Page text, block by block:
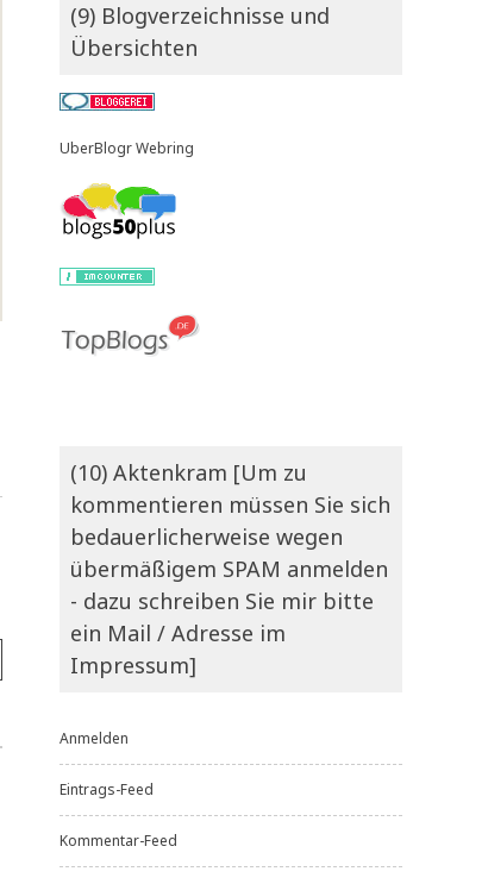
(9) Blogverzeichnisse und
Übersichten
UberBlogr Webring
(10) Aktenkram [Um zu
kommentieren müssen Sie sich
bedauerlicherweise wegen
übermäßigem SPAM anmelden
- dazu schreiben Sie mir bitte
ein Mail / Adresse im
Impressum]
Anmelden
Eintrags-Feed
Kommentar-Feed